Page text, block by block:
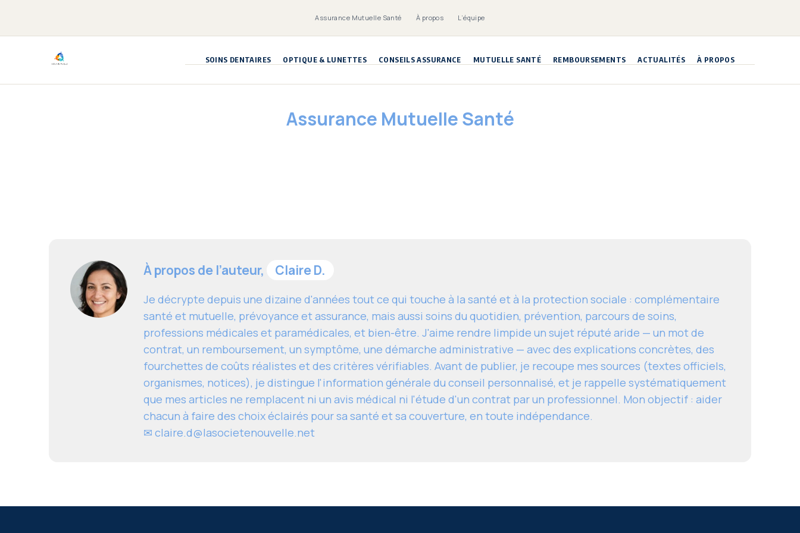
contenu
Assurance Mutuelle Santé À propos L’équipe
SOINS DENTAIRES OPTIQUE & LUNETTES CONSEILS ASSURANCE MUTUELLE SANTÉ REMBOURSEMENTS ACTUALITÉS À PROPOS
Assurance Mutuelle Santé
À propos de l’auteur, Claire D.
Je décrypte depuis une dizaine d'années tout ce qui touche à la santé et à la protection sociale : complémentaire
santé et mutuelle, prévoyance et assurance, mais aussi soins du quotidien, prévention, parcours de soins,
professions médicales et paramédicales, et bien-être. J'aime rendre limpide un sujet réputé aride — un mot de
contrat, un remboursement, un symptôme, une démarche administrative — avec des explications concrètes, des
fourchettes de coûts réalistes et des critères vérifiables. Avant de publier, je recoupe mes sources (textes officiels,
organismes, notices), je distingue l'information générale du conseil personnalisé, et je rappelle systématiquement
que mes articles ne remplacent ni un avis médical ni l'étude d'un contrat par un professionnel. Mon objectif : aider
chacun à faire des choix éclairés pour sa santé et sa couverture, en toute indépendance.
✉ claire.d@lasocietenouvelle.net